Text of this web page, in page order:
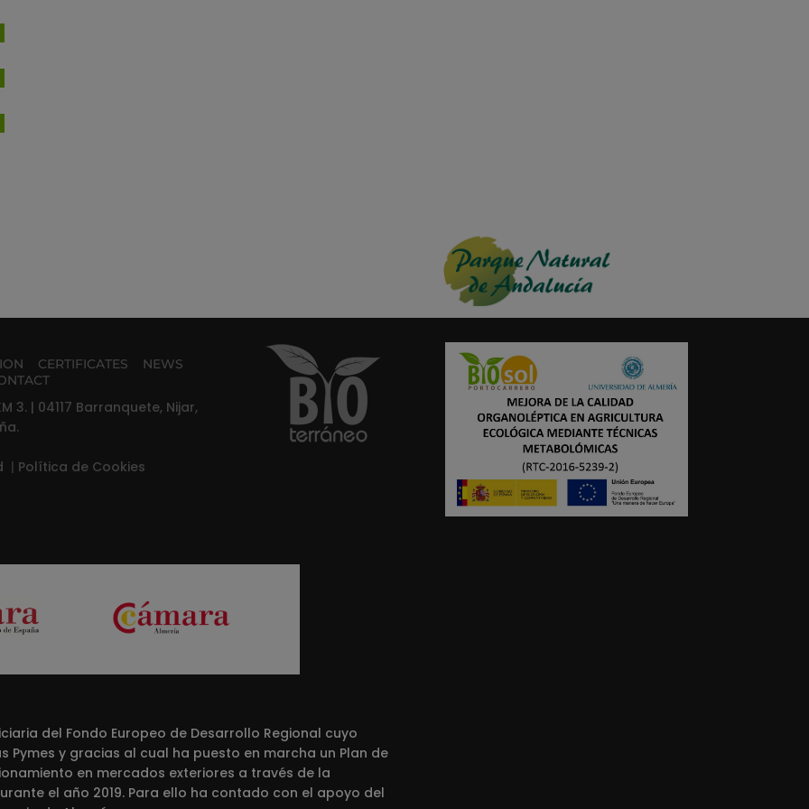
CERTIFICATES
NEWS
3. | 04117 Barranquete, Nijar,
| Política de Cookies
del Fondo Europeo de Desarrollo Regional cuyo
y gracias al cual ha puesto en marcha un Plan de
en mercados exteriores a través de la
el año 2019. Para ello ha contado con el apoyo del